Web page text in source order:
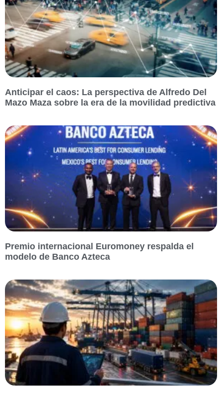
Anticipar el caos: La perspectiva de Alfredo Del
Mazo Maza sobre la era de la movilidad predictiva
Premio internacional Euromoney respalda el
modelo de Banco Azteca